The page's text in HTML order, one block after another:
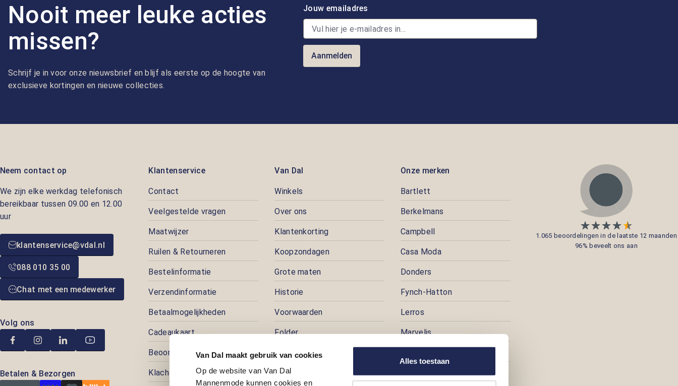
Van Dal maakt gebruik van cookies
Op de website van Van Dal
Mannenmode kunnen cookies en
Alles toestaan
Nooit meer leuke acties
missen?
Schrijf je in voor onze nieuwsbrief en blijf als eerste op de hoogte van
exclusieve kortingen en nieuwe collecties.
Jouw emailadres
Aanmelden
Neem contact op
We zijn elke werkdag telefonisch
bereikbaar tussen 09.00 en 12.00
uur
klantenservice@vdal.nl
088 010 35 00
Chat met een medewerker
Volg ons
Betalen & Bezorgen
Klantenservice
Contact
Veelgestelde vragen
Maatwijzer
Ruilen & Retourneren
Bestelinformatie
Verzendinformatie
Betaalmogelijkheden
Cadeaukaart
Beoordelingen
Klachtenafhandeling
Van Dal
Winkels
Over ons
Klantenkorting
Koopzondagen
Grote maten
Historie
Voorwaarden
Folder
Pers
Prijspuzzel
Onze merken
Bartlett
Berkelmans
Campbell
Casa Moda
Donders
Fynch-Hatton
Lerros
Marvelis
1.065 beoordelingen in de laatste 12 maanden
96% beveelt ons aan